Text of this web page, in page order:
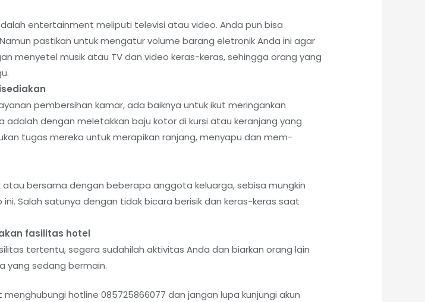
entertainment meliputi televisi atau video. Anda pun bisa
pastikan untuk mengatur volume barang eletronik Anda ini agar
menyetel musik atau TV dan video keras-keras, sehingga orang yang
pembersihan kamar, ada baiknya untuk ikut meringankan
dengan meletakkan baju kotor di kursi atau keranjang yang
tugas mereka untuk merapikan ranjang, menyapu dan mem-
bersama dengan beberapa anggota keluarga, sebisa mungkin
Salah satunya dengan tidak bicara berisik dan keras-keras saat
fasilitas hotel
tertentu, segera sudahilah aktivitas Anda dan biarkan orang lain
yang sedang bermain.
hotline 085725866077 dan jangan lupa kunjungi akun